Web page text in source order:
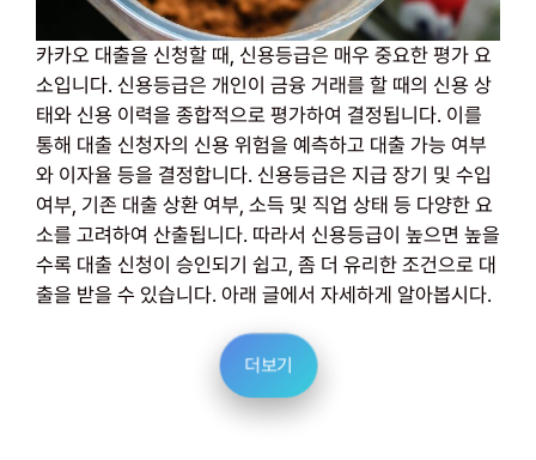
카카오 대출을 신청할 때, 신용등급은 매우 중요한 평가 요
소입니다. 신용등급은 개인이 금융 거래를 할 때의 신용 상
태와 신용 이력을 종합적으로 평가하여 결정됩니다. 이를
통해 대출 신청자의 신용 위험을 예측하고 대출 가능 여부
와 이자율 등을 결정합니다. 신용등급은 지급 장기 및 수입
여부, 기존 대출 상환 여부, 소득 및 직업 상태 등 다양한 요
소를 고려하여 산출됩니다. 따라서 신용등급이 높으면 높을
수록 대출 신청이 승인되기 쉽고, 좀 더 유리한 조건으로 대
출을 받을 수 있습니다. 아래 글에서 자세하게 알아봅시다.
더보기